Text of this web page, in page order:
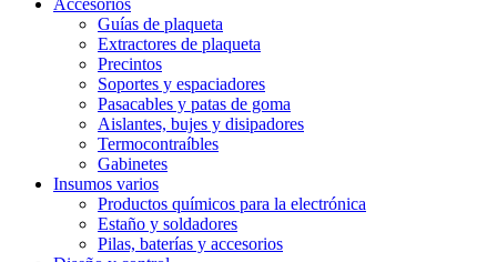
Accesorios
Guías de plaqueta
Extractores de plaqueta
Precintos
Soportes y espaciadores
Pasacables y patas de goma
Aislantes, bujes y disipadores
Termocontraíbles
Gabinetes
Insumos varios
Productos químicos para la electrónica
Estaño y soldadores
Pilas, baterías y accesorios